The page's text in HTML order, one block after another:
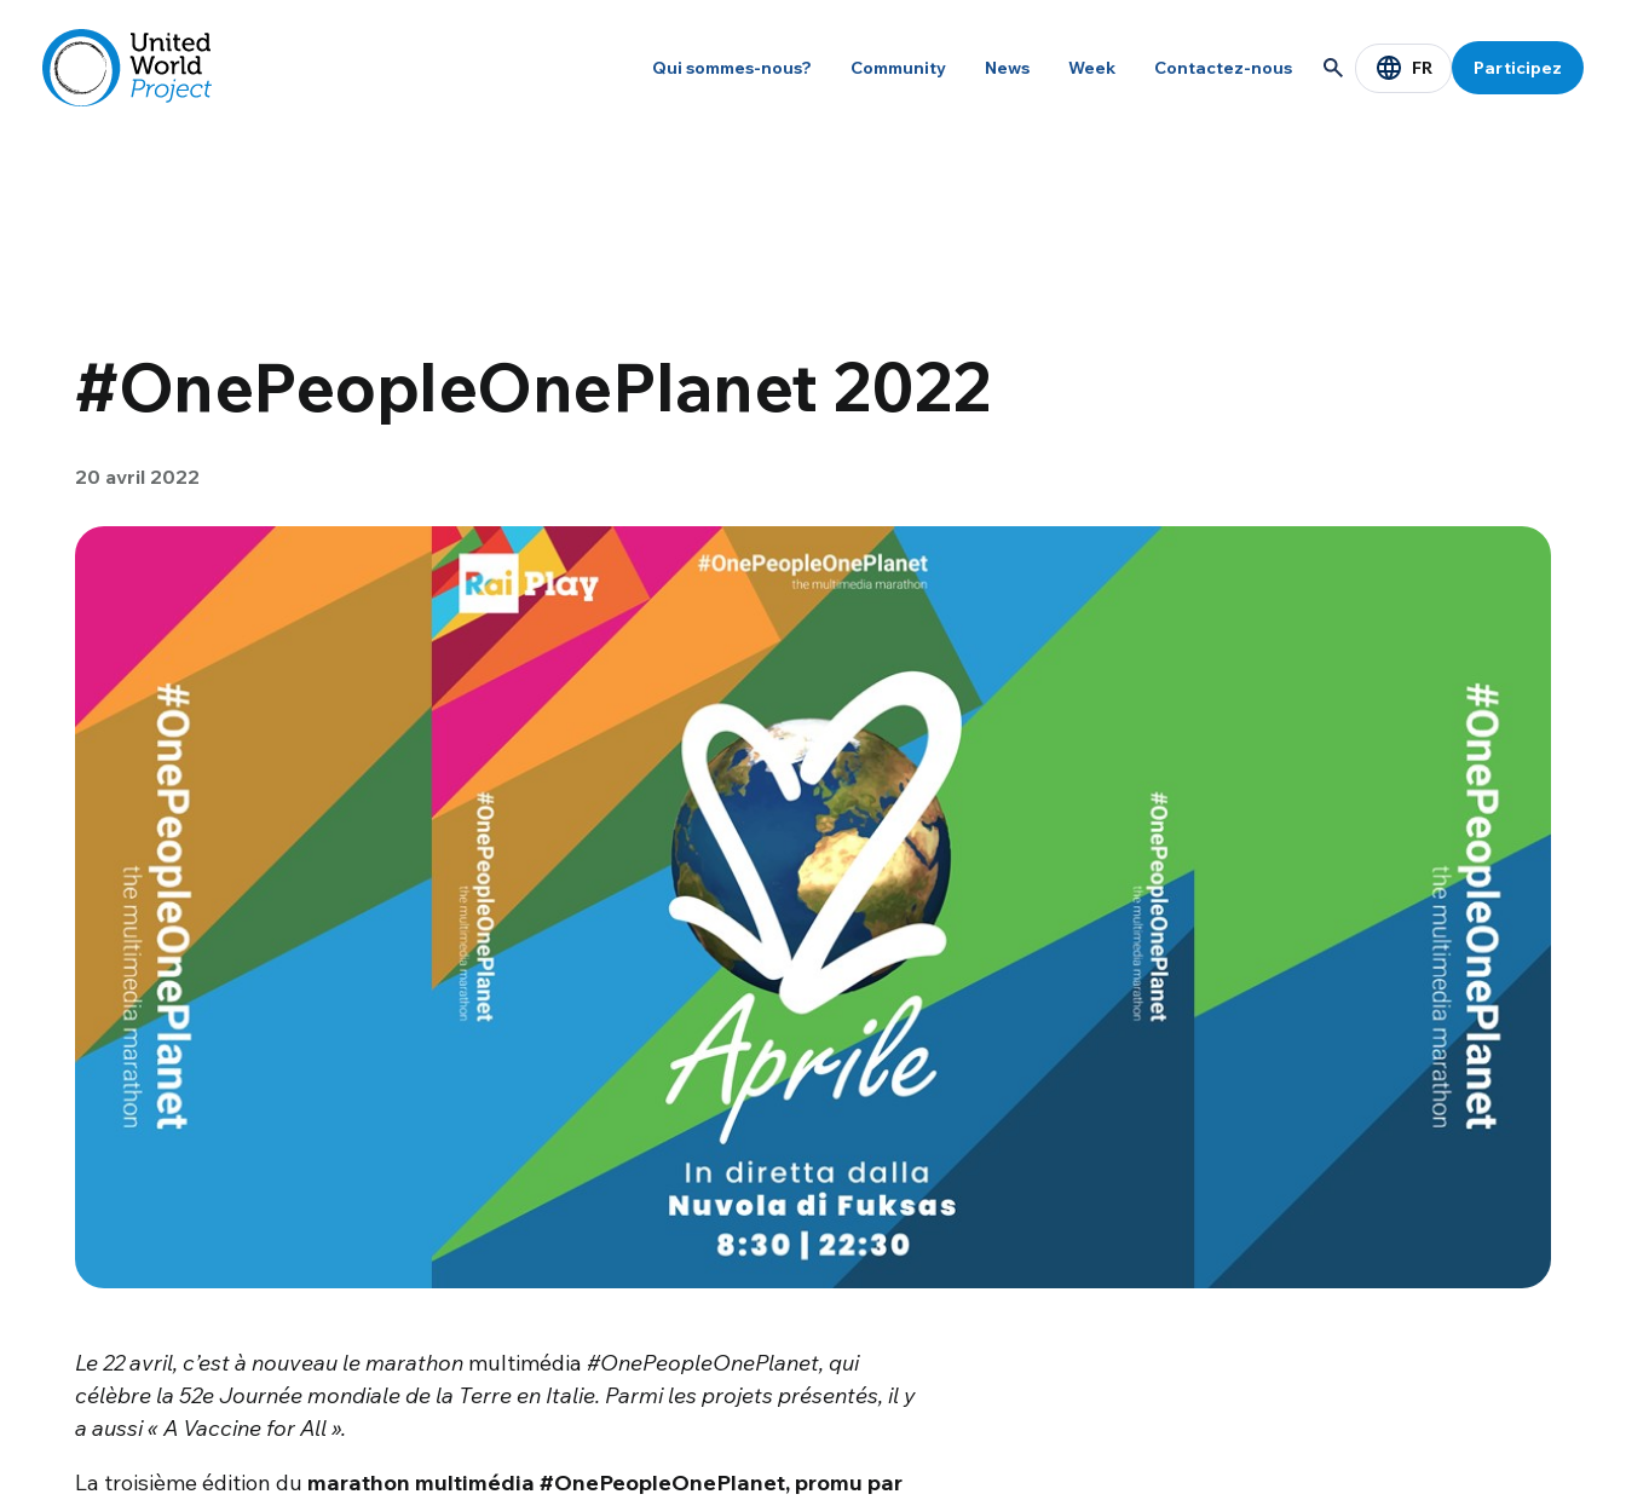
Qui sommes-nous? Community News Week Contactez-nous FR Participez
#OnePeopleOnePlanet 2022
20 avril 2022
Le 22 avril, c’est à nouveau le marathon multimédia #OnePeopleOnePlanet, qui
célèbre la 52e Journée mondiale de la Terre en Italie. Parmi les projets présentés, il y
a aussi « A Vaccine for All ».
La troisième édition du marathon multimédia #OnePeopleOnePlanet, promu par